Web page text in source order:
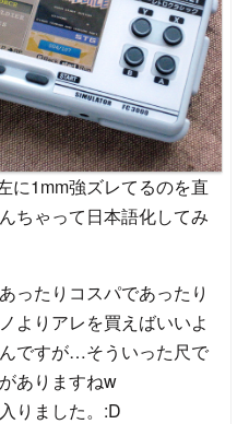
に1mm強ズレてるのを直
ちゃって日本語化してみ
ったりコスパであったり
よりアレを買えばいいよ
ですが…そういった尺で
ありますねw
りました。:D